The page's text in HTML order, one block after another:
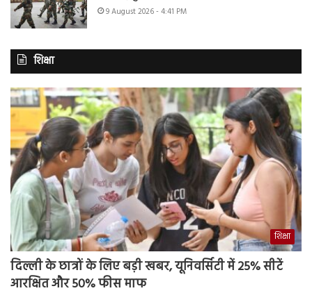
9 August 2026 - 4:41 PM
शिक्षा
शिक्षा
दिल्ली के छात्रों के लिए बड़ी खबर, यूनिवर्सिटी में 25% सीटें
आरक्षित और 50% फीस माफ